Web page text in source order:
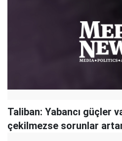
Taliban: Yabancı güçler
çekilmezse sorunlar